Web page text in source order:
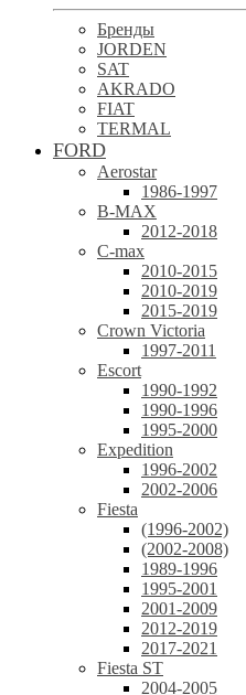
Бренды
JORDEN
SAT
AKRADO
FIAT
TERMAL
FORD
Aerostar
1986-1997
B-MAX
2012-2018
C-max
2010-2015
2010-2019
2015-2019
Crown Victoria
1997-2011
Escort
1990-1992
1990-1996
1995-2000
Expedition
1996-2002
2002-2006
Fiesta
(1996-2002)
(2002-2008)
1989-1996
1995-2001
2001-2009
2012-2019
2017-2021
Fiesta ST
2004-2005